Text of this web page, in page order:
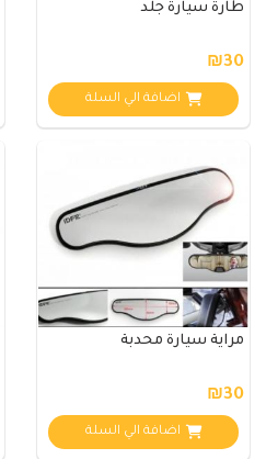
طارة سيارة جلد
₪30
اضافة الي السلة
مراية سيارة محدبة
₪30
اضافة الي السلة